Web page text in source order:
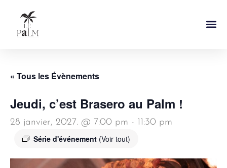
« Tous les Évènements
Jeudi, c’est Brasero au Palm !
28 janvier, 2027. @ 7:00 pm - 11:30 pm
Série d'événement (Voir tout)